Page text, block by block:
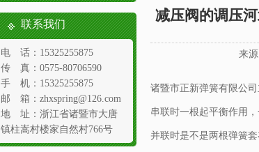
联系我们
电 话：15325255875
传 真：0575-80706590
手 机：15325255875
邮 箱：zhxspring@126.com
地 址：浙江省诸暨市大唐
镇柱嵩村楼家自然村766号
减压阀的调压
来
诸暨市正新弹簧有限公
串联时一根起平衡作用
并联时是不是两根弹簧